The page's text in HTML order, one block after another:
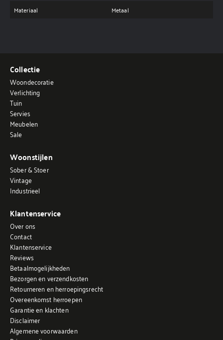
Materiaal
Metaal
Collectie
Woondecoratie
Verlichting
Tuin
Servies
Meubelen
Sale
Woonstijlen
Sober & Stoer
Vintage
Industrieel
Klantenservice
Over ons
Contact
Klantenservice
Reviews
Betaalmogelijkheden
Bezorgen en verzendkosten
Retourneren en herroepingsrecht
Overeenkomst herroepen
Garantie en klachten
Disclaimer
Algemene voorwaarden